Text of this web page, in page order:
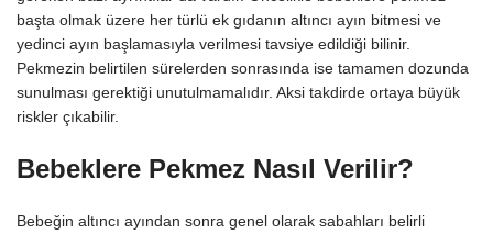
başta olmak üzere her türlü ek gıdanın altıncı ayın bitmesi ve
yedinci ayın başlamasıyla verilmesi tavsiye edildiği bilinir.
Pekmezin belirtilen sürelerden sonrasında ise tamamen dozunda
sunulması gerektiği unutulmamalıdır. Aksi takdirde ortaya büyük
riskler çıkabilir.
Bebeklere Pekmez Nasıl Verilir?
Bebeğin altıncı ayından sonra genel olarak sabahları belirli